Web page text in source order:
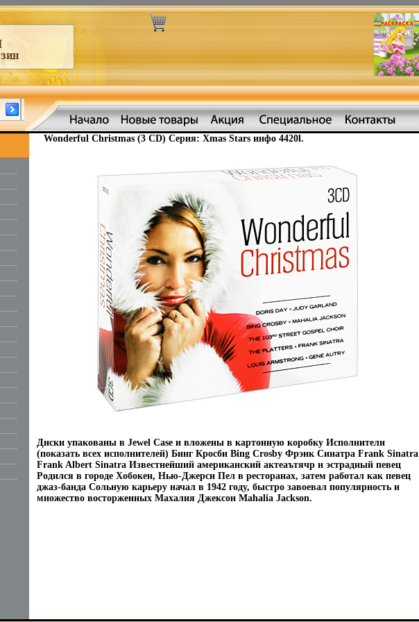
Wonderful Christmas (3 CD) Серия: Xmas Stars инфо 4420l.
Диски упакованы в Jewel Case и вложены в картонную коробку Исполнители
(показать всех исполнителей) Бинг Кросби Bing Crosby Фрэнк Синатра Frank Sinatra
Frank Albert Sinatra Известнейший американский актеаътячр и эстрадный певец
Родился в городе Хобокен, Нью-Джерси Пел в ресторанах, затем работал как певец
джаз-банда Сольную карьеру начал в 1942 году, быстро завоевал популярность и
множество восторженных Махалия Джексон Mahalia Jackson.